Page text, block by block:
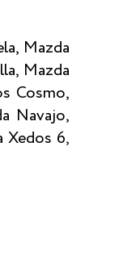
Mazda
Mazda
Cosmo,
Navajo,
Xedos 6,